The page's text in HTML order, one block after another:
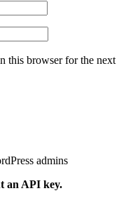
this browser for the next
admins
an API key.